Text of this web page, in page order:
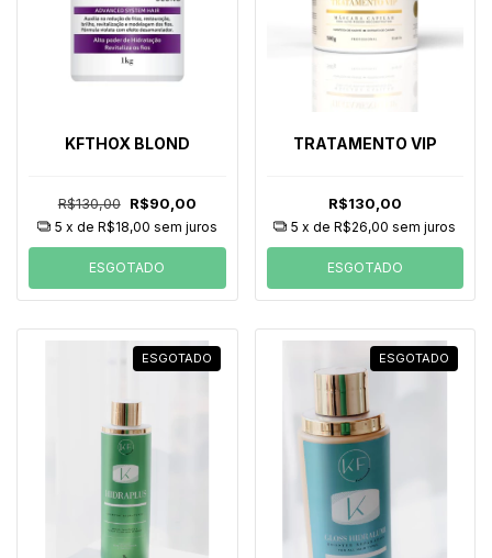
KFTHOX BLOND
R$130,00 R$90,00
5 x de R$18,00 sem juros
ESGOTADO
TRATAMENTO VIP
R$130,00
5 x deR$26,00 sem juros
ESGOTADO
ESGOTADO ESGOTADO